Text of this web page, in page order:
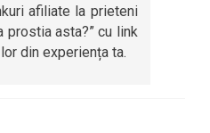
afiliate la prieteni
prostia asta?” cu link
din experiența ta.